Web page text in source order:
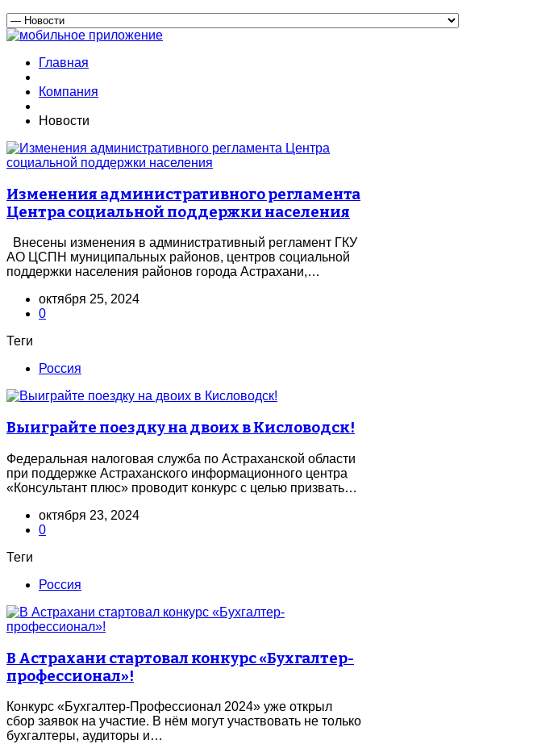
Главная
Компания
Новости
Изменения административного регламента
Центра социальной поддержки населения
Внесены изменения в административный регламент ГКУ
АО ЦСПН муниципальных районов, центров социальной
поддержки населения районов города Астрахани,…
октября 25, 2024
0
Теги
Россия
Выиграйте поездку на двоих в Кисловодск!
Федеральная налоговая служба по Астраханской области
при поддержке Астраханского информационного центра
«Консультант плюс» проводит конкурс с целью призвать…
октября 23, 2024
0
Теги
Россия
В Астрахани стартовал конкурс «Бухгалтер-
профессионал»!
Конкурс «Бухгалтер-Профессионал 2024» уже открыл
сбор заявок на участие. В нём могут участвовать не только
бухгалтеры, аудиторы и…